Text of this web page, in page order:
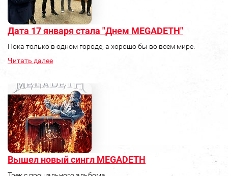
Дата 17 января стала "Днем MEGADETH"
Пока только в одном городе, а хорошо бы во всем мире.
Читать далее
Вышел новый сингл MEGADETH